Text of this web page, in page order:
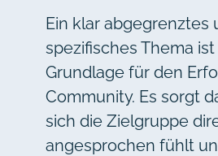
Ein klar abgegrenztes
spezifisches Thema
Grundlage für den
Community. Es sorgt
sich die Zielgruppe
angesprochen fühlt